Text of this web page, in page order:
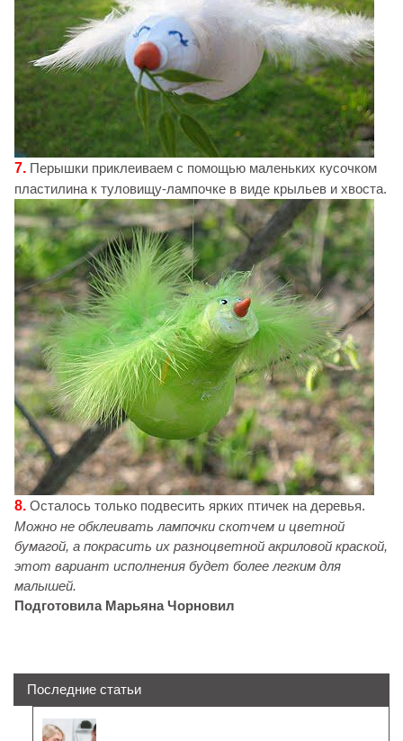
7. Перышки приклеиваем с помощью маленьких кусочком
пластилина к туловищу-лампочке в виде крыльев и хвоста.
8. Осталось только подвесить ярких птичек на деревья.
Можно не обклеивать лампочки скотчем и цветной
бумагой, а покрасить их разноцветной акриловой краской,
этот вариант исполнения будет более легким для
малышей.
Подготовила Марьяна Чорновил
Последние статьи